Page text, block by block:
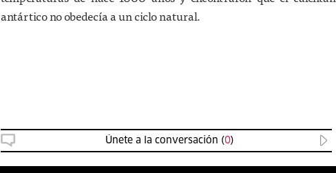
antártico no obedecía a un ciclo natural.
Únete a la conversación (0)